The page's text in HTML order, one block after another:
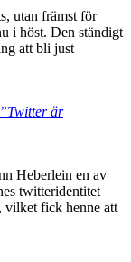
utan främst för
i höst. Den ständigt
att bli just
är
Heberlein en av
twitteridentitet
vilket fick henne att